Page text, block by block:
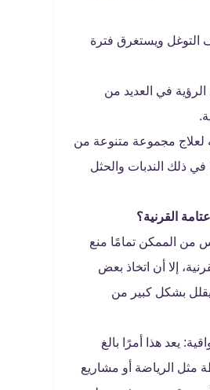
التوغل ويستغرق فترة
في العديد من
لعلاج مجموعة متنوعة من
في ذلك الندبات والحثل
القرنية؟
من الممكن تمامًا منع
إلا أن اتخاذ بعض
بشكل كبير من
يعد هذا أمرًا بالغ
مثل الرياضة أو مشاريع